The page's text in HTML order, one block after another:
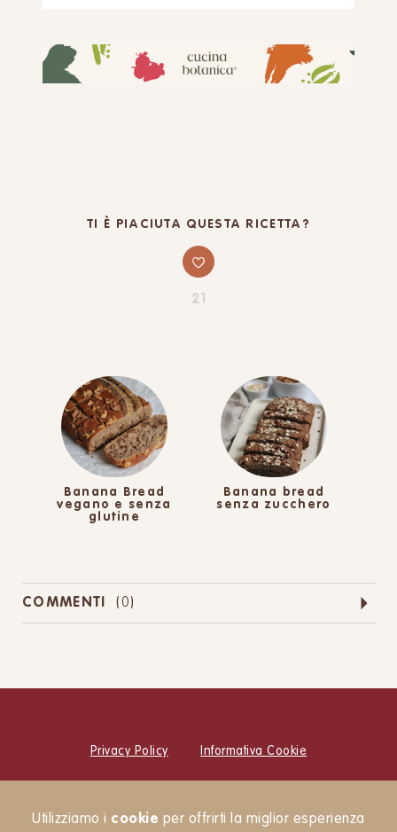
Utilizziamo i cookie per offrirti la miglior esperienza
TI È PIACIUTA QUESTA RICETTA?
21
Banana Bread
vegano e senza
glutine
Banana bread
senza zucchero
COMMENTI (0)
Privacy Policy Informativa Cookie
Newsletter